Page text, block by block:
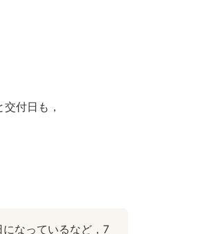
付日も，
なっているなど，7